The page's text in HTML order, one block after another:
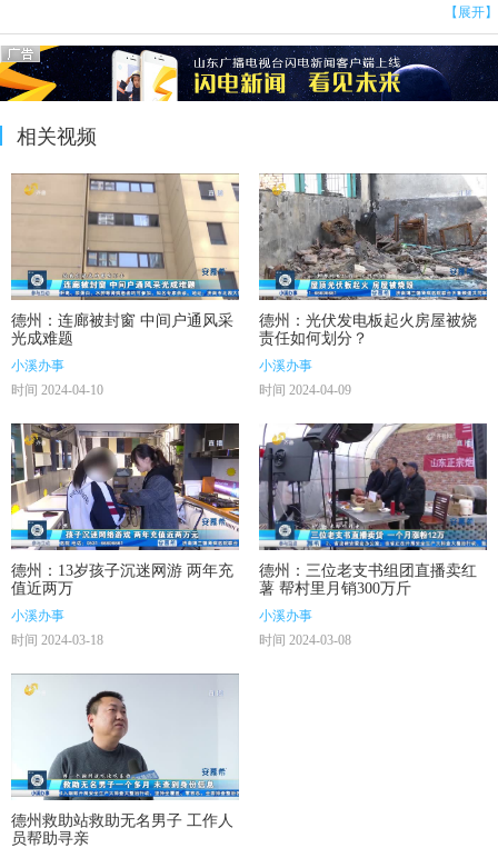
【展开】
相关视频
德州：连廊被封窗 中间户通风采
光成难题
小溪办事
时间 2024-04-10
德州：光伏发电板起火房屋被烧
责任如何划分？
小溪办事
时间 2024-04-09
德州：13岁孩子沉迷网游 两年充
值近两万
小溪办事
时间 2024-03-18
德州：三位老支书组团直播卖红
薯 帮村里月销300万斤
小溪办事
时间 2024-03-08
德州救助站救助无名男子 工作人
员帮助寻亲